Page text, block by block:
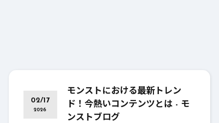
02/17
2026
モンストにおける最新トレン
ド！今熱いコンテンツとは - モ
ンストブログ